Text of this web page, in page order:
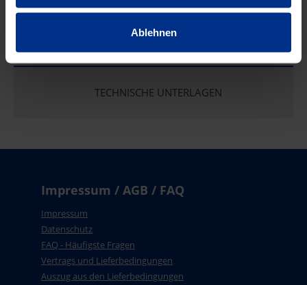
Ablehnen
EIGENSCHAFTEN
TECHNISCHE UNTERLAGEN
Impressum / AGB / FAQ
Impressum
Datenschutz
FAQ - Häufigste Fragen
Vertrags und Lieferbedingungen
Auszug aus den Lieferbedingungen